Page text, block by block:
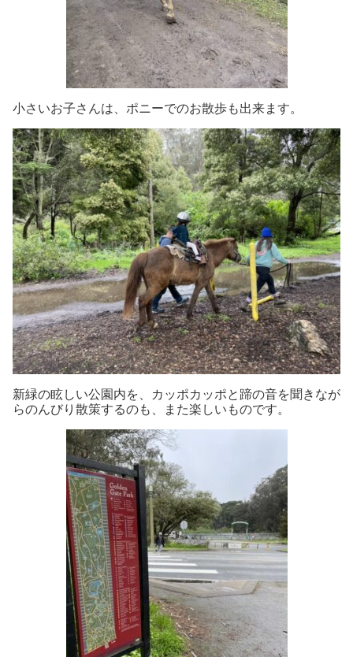
小さいお子さんは、ポニーでのお散歩も出来ます。
新緑の眩しい公園内を、カッポカッポと蹄の音を聞きなが
らのんびり散策するのも
、また楽しいものです。